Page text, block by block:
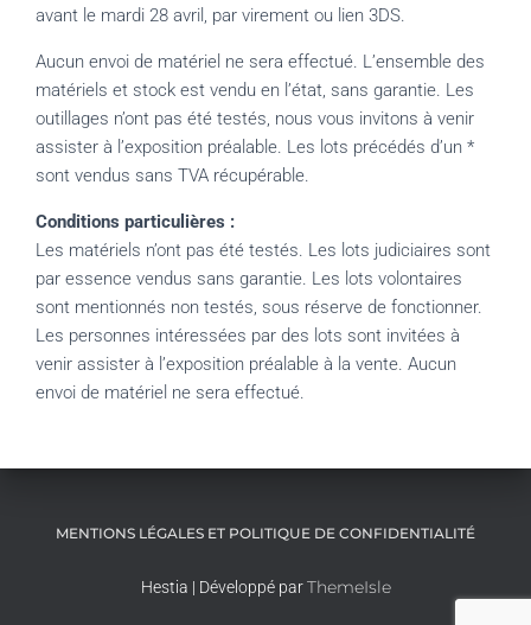
avant le mardi 28 avril, par virement ou lien 3DS.
Aucun envoi de matériel ne sera effectué. L’ensemble des
matériels et stock est vendu en l’état, sans garantie. Les
outillages n’ont pas été testés, nous vous invitons à venir
assister à l’exposition préalable. Les lots précédés d’un *
sont vendus sans TVA récupérable.
Conditions particulières :
Les matériels n’ont pas été testés. Les lots judiciaires sont
par essence vendus sans garantie. Les lots volontaires
sont mentionnés non testés, sous réserve de fonctionner.
Les personnes intéressées par des lots sont invitées à
venir assister à l’exposition préalable à la vente. Aucun
envoi de matériel ne sera effectué.
MENTIONS LÉGALES ET POLITIQUE DE CONFIDENTIALITÉ
Hestia | Développé parThemeIsle